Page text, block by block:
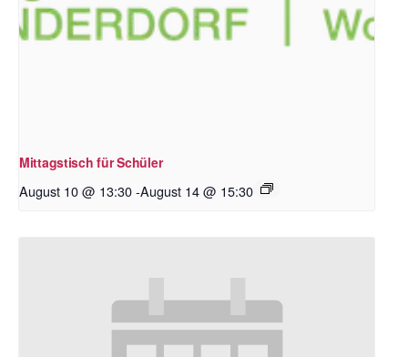
Mittagstisch für Schüler
August 10 @ 13:30-August 14 @ 15:30